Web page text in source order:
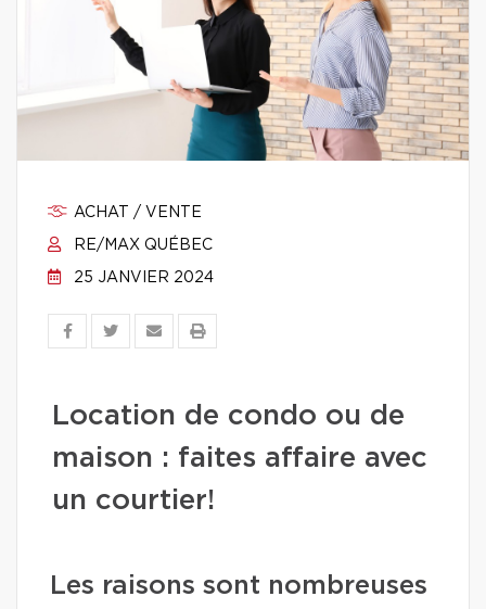
ACHAT / VENTE
RE/MAX QUÉBEC
25 JANVIER 2024
Location de condo ou de
maison : faites affaire avec
un courtier!
Les raisons sont nombreuses